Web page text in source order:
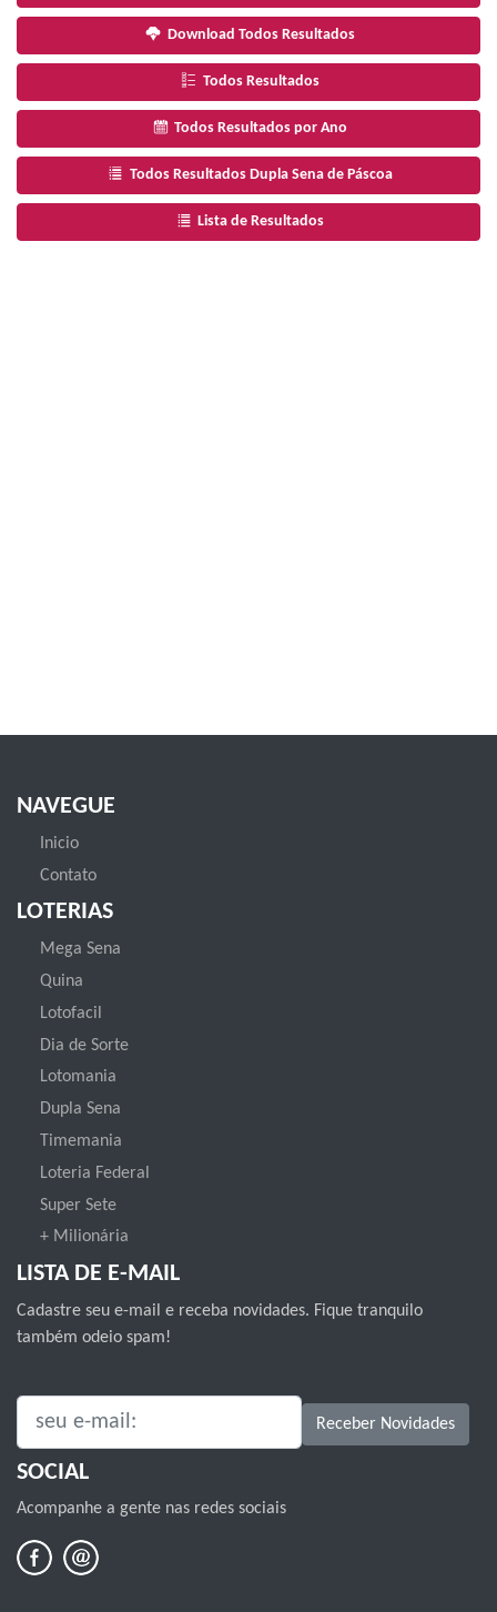
Download Todos Resultados
Todos Resultados
Todos Resultados por Ano
Todos Resultados Dupla Sena de Páscoa
Lista de Resultados
NAVEGUE
Inicio
Contato
LOTERIAS
Mega Sena
Quina
Lotofacil
Dia de Sorte
Lotomania
Dupla Sena
Timemania
Loteria Federal
Super Sete
+ Milionária
LISTA DE E-MAIL
Cadastre seu e-mail e receba novidades. Fique tranquilo
também odeio spam!
SEU E-MAIL: Receber Novidades
SOCIAL
Acompanhe a gente nas redes sociais